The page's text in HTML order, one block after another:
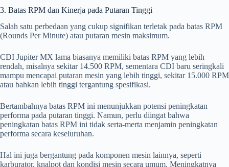
3. Batas RPM dan Kinerja pada Putaran Tinggi
Salah satu perbedaan yang cukup signifikan terletak pada batas RPM
(Rounds Per Minute) atau putaran mesin maksimum.
CDI Jupiter MX lama biasanya memiliki batas RPM yang lebih
rendah, misalnya sekitar 14.500 RPM, sementara CDI baru seringkali
mampu mencapai putaran mesin yang lebih tinggi, sekitar 15.000 RPM
atau bahkan lebih tinggi tergantung spesifikasi.
Bertambahnya batas RPM ini menunjukkan potensi peningkatan
performa pada putaran tinggi. Namun, perlu diingat bahwa
peningkatan batas RPM ini tidak serta-merta menjamin peningkatan
performa secara keseluruhan.
Hal ini juga bergantung pada komponen mesin lainnya, seperti
karburator, knalpot dan kondisi mesin secara umum. Meningkatnya